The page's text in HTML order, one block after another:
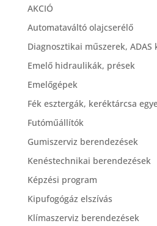
AKCIÓ
Automataváltó olajcserélő
Diagnosztikai műszerek, ADAS
Emelő hidraulikák, prések
Emelőgépek
Fék esztergák, keréktárcsa
Futóműállítók
Gumiszerviz berendezések
Kenéstechnikai berendezések
Képzési program
Kipufogógáz elszívás
Klímaszerviz berendezések